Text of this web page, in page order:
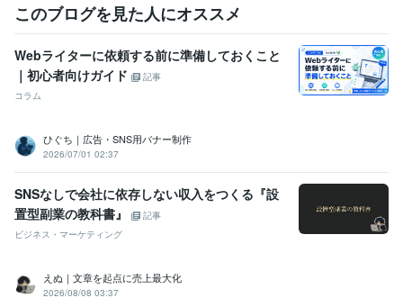
このブログを見た人にオススメ
Webライターに依頼する前に準備しておくこと
｜初心者向けガイド
記事
コラム
ひぐち｜広告・SNS用バナー制作
2026/07/01 02:37
SNSなしで会社に依存しない収入をつくる『設
置型副業の教科書』
記事
ビジネス・マーケティング
えぬ｜文章を起点に売上最大化
2026/08/08 03:37